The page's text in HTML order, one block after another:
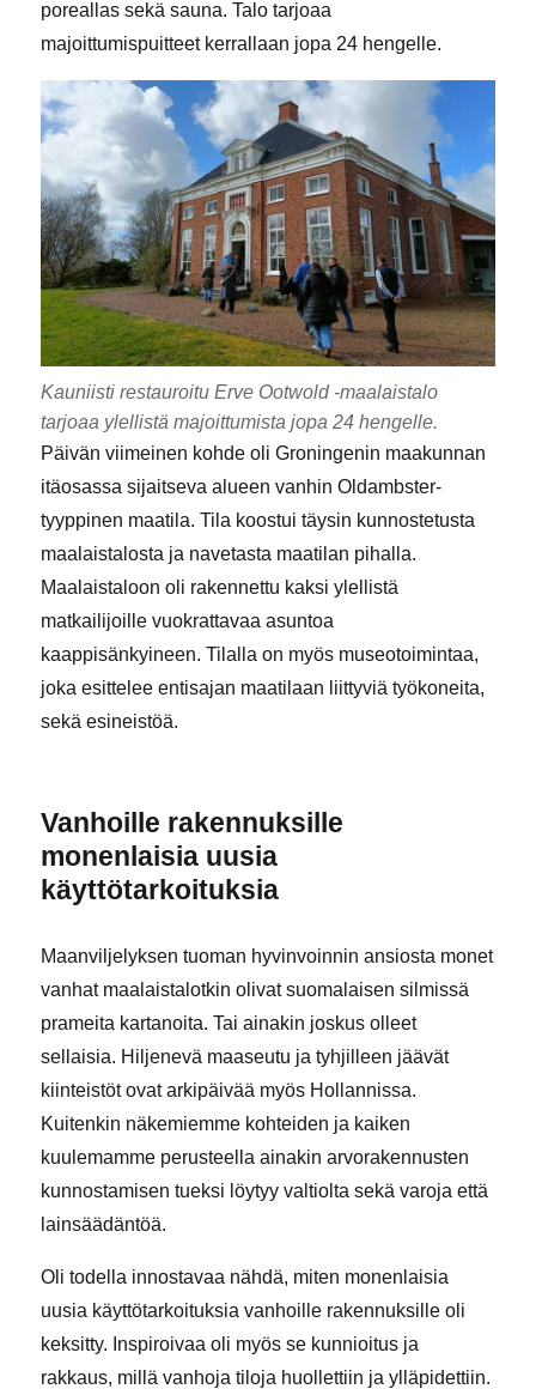
poreallas sekä sauna. Talo tarjoaa
majoittumispuitteet kerrallaan jopa 24 hengelle.
Kauniisti restauroitu Erve Ootwold -maalaistalo
tarjoaa ylellistä majoittumista jopa 24 hengelle.
Päivän viimeinen kohde oli Groningenin maakunnan
itäosassa sijaitseva alueen vanhin Oldambster-
tyyppinen maatila. Tila koostui täysin kunnostetusta
maalaistalosta ja navetasta maatilan pihalla.
Maalaistaloon oli rakennettu kaksi ylellistä
matkailijoille vuokrattavaa asuntoa
kaappisänkyineen. Tilalla on myös museotoimintaa,
joka esittelee entisajan maatilaan liittyviä työkoneita,
sekä esineistöä.
Vanhoille rakennuksille
monenlaisia uusia
käyttötarkoituksia
Maanviljelyksen tuoman hyvinvoinnin ansiosta monet
vanhat maalaistalotkin olivat suomalaisen silmissä
prameita kartanoita. Tai ainakin joskus olleet
sellaisia. Hiljenevä maaseutu ja tyhjilleen jäävät
kiinteistöt ovat arkipäivää myös Hollannissa.
Kuitenkin näkemiemme kohteiden ja kaiken
kuulemamme perusteella ainakin arvorakennusten
kunnostamisen tueksi löytyy valtiolta sekä varoja että
lainsäädäntöä.
Oli todella innostavaa nähdä, miten monenlaisia
uusia käyttötarkoituksia vanhoille rakennuksille oli
keksitty. Inspiroivaa oli myös se kunnioitus ja
rakkaus, millä vanhoja tiloja huollettiin ja ylläpidettiin.